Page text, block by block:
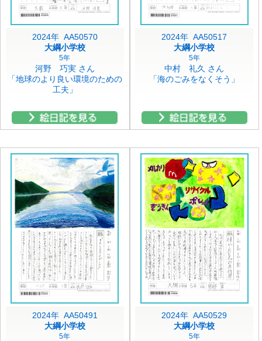
2024年 AA50570
大綱小学校
5年
河野 巧実 さん
「地球のより良い環境のための
工夫」
2024年 AA50517
大綱小学校
5年
中村 礼久 さん
「海のごみをなくそう」
2024年 AA50491
大綱小学校
5年
2024年 AA50529
大綱小学校
5年